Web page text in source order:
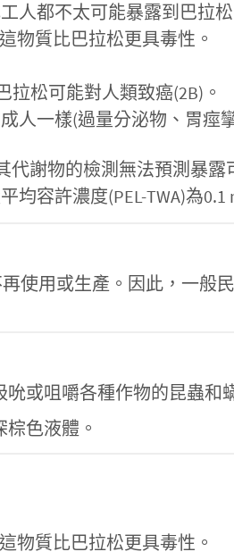
人都不太可能暴露到巴拉松
物質比巴拉松更具毒性。
拉松可能對人類致癌(2B)。
人一樣(過量分泌物、胃痙
謝物的檢測無法預測暴露
容許濃度(PEL-TWA)為0.1
再使用或生產。因此，一般
或咀嚼各種作物的昆蟲和
色液體。
物質比巴拉松更具毒性。